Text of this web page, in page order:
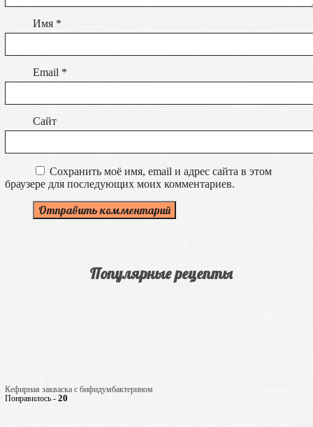
Имя *
Email *
Сайт
Сохранить моё имя, email и адрес сайта в этом
браузере для последующих моих комментариев.
Популярные рецепты
Кефирная закваска с бифидумбактерином
Понравилось - 20